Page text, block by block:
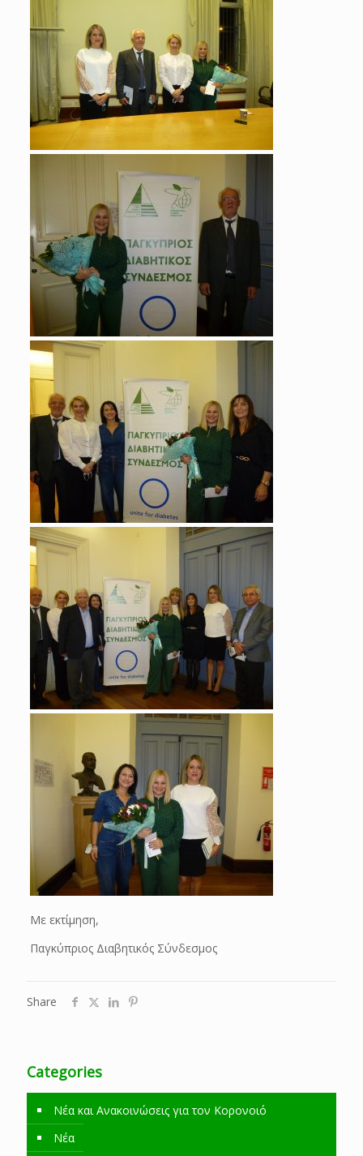
Με εκτίμηση,
Παγκύπριος Διαβητικός Σύνδεσμος
Share
Categories
Νέα και Ανακοινώσεις για τον Κορονοιό
Νέα